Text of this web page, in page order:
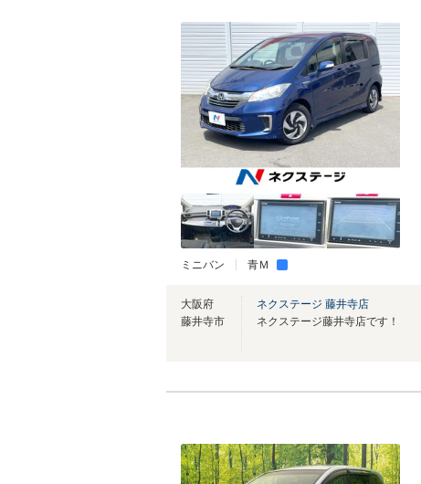
ミニバン 青Ｍ
大阪府
藤井寺市
ネクステージ 藤井寺店
ネクステージ藤井寺店です！